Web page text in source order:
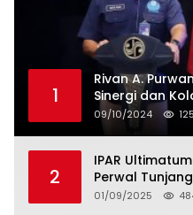
1
Rivan A.
Sinergi dan
Serikat Pekerja
09/10/2024
2
IPAR
Perwal
5 Hari atau
01/09/2025